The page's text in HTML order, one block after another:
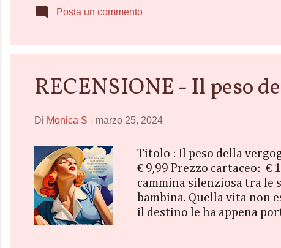
vi voglio parlare della mia
Posta un commento
RECENSIONE - Il peso
Di Monica S - marzo 25, 2024
Titolo : Il peso della
€ 9,99 Prezzo cartaceo: €
cammina silenziosa tra le
bambina. Quella vita non
il destino le ha appena